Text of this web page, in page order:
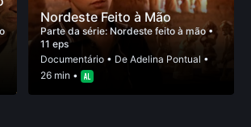
Nordeste Feito à Mão
Parte da série:Nordeste feito à mão•
11 eps
Documentário • DeAdelina Pontual •
26 min •